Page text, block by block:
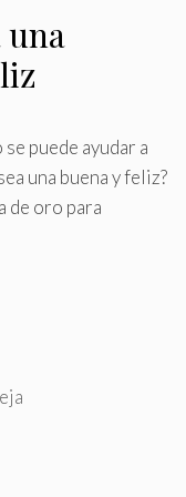
una
puede ayudar a
una buena y feliz?
de oro para